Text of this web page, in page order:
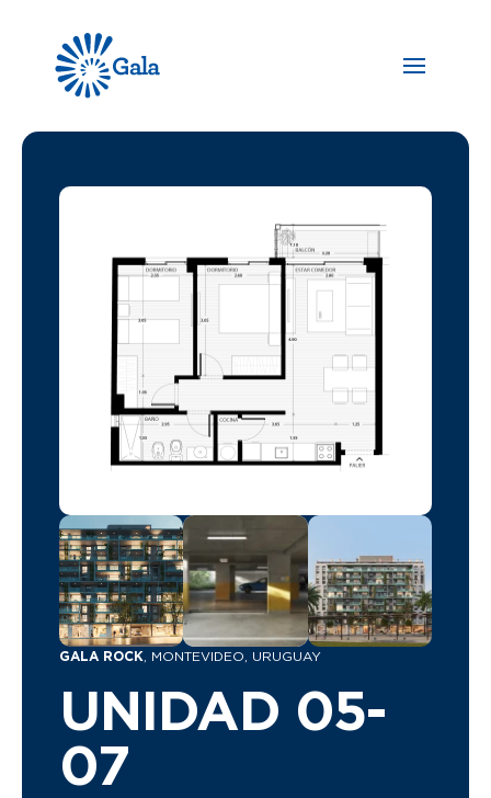
GALA ROCK , MONTEVIDEO, URUGUAY
UNIDAD 05-
07